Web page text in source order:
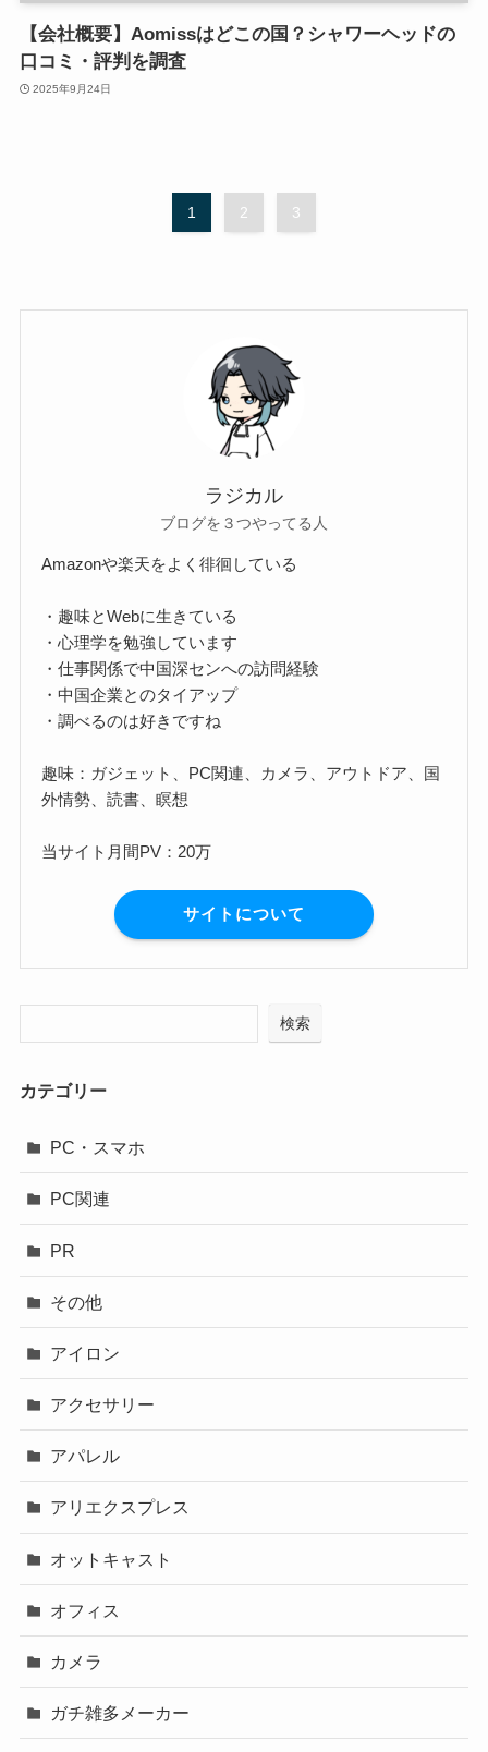
【会社概要】Aomissはどこの国？シャワーヘッドの
口コミ・評判を調査
2025年9月24日
1 2 3
ラジカル
ブログを３つやってる人
Amazonや楽天をよく徘徊している
・趣味とWebに生きている
・心理学を勉強しています
・仕事関係で中国深センへの訪問経験
・中国企業とのタイアップ
・調べるのは好きですね
趣味：ガジェット、PC関連、カメラ、アウトドア、国
外情勢、読書、瞑想
当サイト月間PV：20万
サイトについて
検索
カテゴリー
PC・スマホ
PC関連
PR
その他
アイロン
アクセサリー
アパレル
アリエクスプレス
オットキャスト
オフィス
カメラ
ガチ雑多メーカー